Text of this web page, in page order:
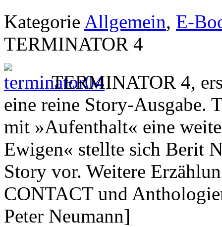
Kategorie Allgemein, E-
TERMINATOR 4
TERMINATOR 4,
eine reine Story-Ausgabe.
mit »Aufenthalt« eine
Ewigen« stellte sich Berit
Story vor. Weitere
CONTACT und
Peter Neumann]